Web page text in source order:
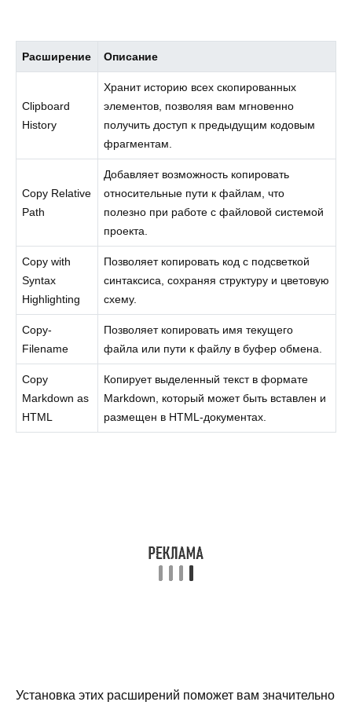
Расширение Описание
Clipboard
History
Хранит историю всех скопированных
элементов, позволяя вам мгновенно
получить доступ к предыдущим кодовым
фрагментам.
Copy Relative
Path
Добавляет возможность копировать
относительные пути к файлам, что
полезно при работе с файловой системой
проекта.
Copy with
Syntax
Highlighting
Позволяет копировать код с подсветкой
синтаксиса, сохраняя структуру и цветовую
схему.
Copy-
Filename
Позволяет копировать имя текущего
файла или пути к файлу в буфер обмена.
Copy
Markdown as
HTML
Копирует выделенный текст в формате
Markdown, который может быть вставлен и
размещен в HTML-документах.
Установка этих расширений поможет вам значительно